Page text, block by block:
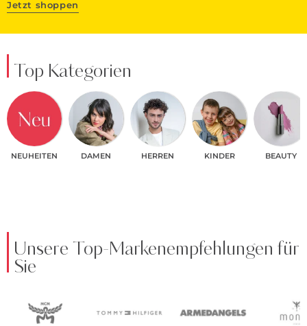
Jetzt shoppen
Top Kategorien
NEUHEITEN DAMEN HERREN KINDER BEAUTY
Unsere Top-Markenempfehlungen für
Sie